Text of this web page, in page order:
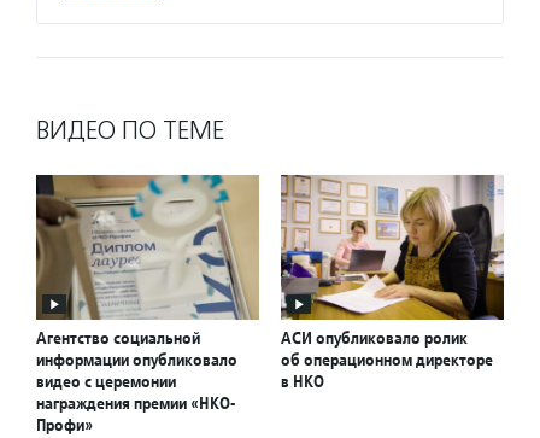
ВИДЕО ПО ТЕМЕ
Агентство социальной
информации опубликовало
видео с церемонии
награждения премии «НКО-
Профи»
АСИ опубликовало ролик
об операционном директоре
в НКО